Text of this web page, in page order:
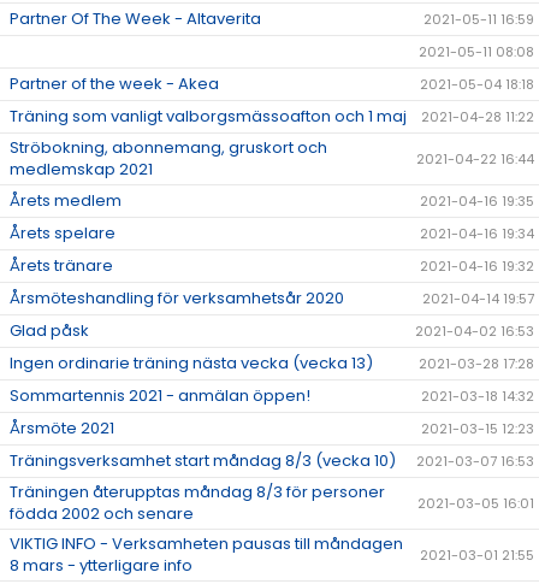
Partner Of The Week - Altaverita
2021-05-11 16:59
2021-05-11 08:08
Partner of the week - Akea 2021-05-04 18:18
Träning som vanligt valborgsmässoafton och 1 maj 2021-04-28 11:22
Ströbokning, abonnemang, gruskort och
medlemskap 2021
2021-04-22 16:44
Årets medlem 2021-04-16 19:35
Årets spelare 2021-04-16 19:34
Årets tränare 2021-04-16 19:32
Årsmöteshandling för verksamhetsår 2020 2021-04-14 19:57
Glad påsk 2021-04-02 16:53
Ingen ordinarie träning nästa vecka (vecka 13) 2021-03-28 17:28
Sommartennis 2021 - anmälan öppen! 2021-03-18 14:32
Årsmöte 2021 2021-03-15 12:23
Träningsverksamhet start måndag 8/3 (vecka 10) 2021-03-07 16:53
Träningen återupptas måndag 8/3 för personer
födda 2002 och senare
2021-03-05 16:01
VIKTIG INFO - Verksamheten pausas till måndagen
8 mars - ytterligare info
2021-03-01 21:55